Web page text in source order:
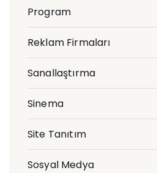
Program
Reklam Firmaları
Sanallaştırma
Sinema
Site Tanıtım
Sosyal Medya